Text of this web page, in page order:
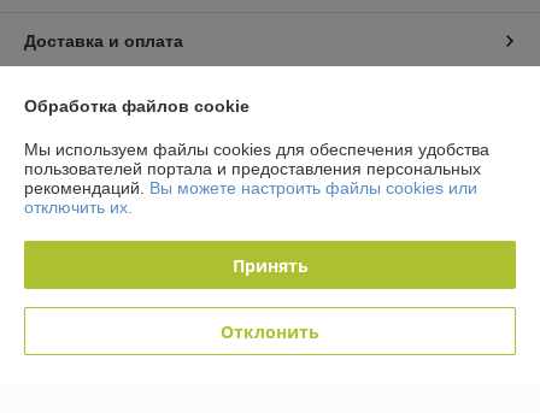
Доставка и оплата
График работы
Полная версия сайта
Политика обработки cookies
Сайт создан на платформе Deal.by
Обработка файлов cookie
Мы используем файлы cookies для обеспечения удобства
пользователей портала и предоставления персональных
рекомендаций. Вы можете настроить файлы cookies или
отключить их.
Принять
Отклонить